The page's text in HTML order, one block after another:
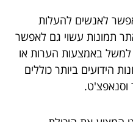
לאנשים להעלות
תמונות עשוי גם לאפשר
באמצעות הערות או
הידועים ביותר כוללים
וסנאפצ'ט.